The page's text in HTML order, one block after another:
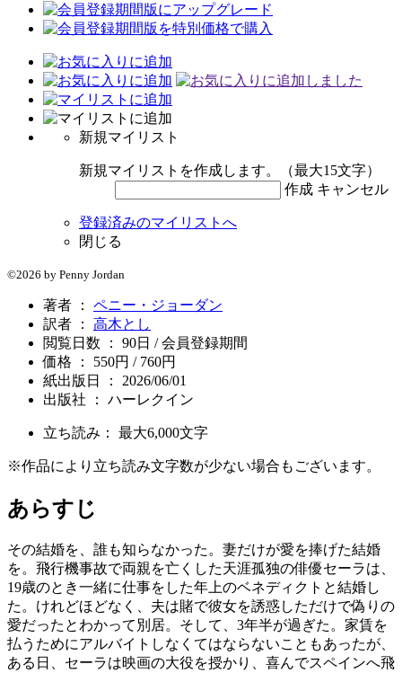
新規マイリスト
新規マイリストを作成します。（最大15文字）
作成 キャンセル
登録済みのマイリストへ
閉じる
©2026 by Penny Jordan
著者 ： ペニー・ジョーダン
訳者 ： 高木とし
閲覧日数 ： 90日 / 会員登録期間
価格 ： 550円 / 760円
紙出版日 ： 2026/06/01
出版社 ： ハーレクイン
立ち読み： 最大6,000文字
※作品により立ち読み文字数が少ない場合もございます。
あらすじ
その結婚を、誰も知らなかった。妻だけが愛を捧げた結婚
を。飛行機事故で両親を亡くした天涯孤独の俳優セーラは、
19歳のとき一緒に仕事をした年上のベネディクトと結婚し
た。けれどほどなく、夫は賭で彼女を誘惑しただけで偽りの
愛だったとわかって別居。そして、3年半が過ぎた。家賃を
払うためにアルバイトしなくてはならないこともあったが、
ある日、セーラは映画の大役を授かり、喜んでスペインへ飛